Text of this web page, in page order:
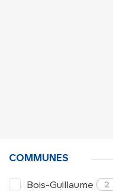
COMMUNES
Bois-Guillaume 2